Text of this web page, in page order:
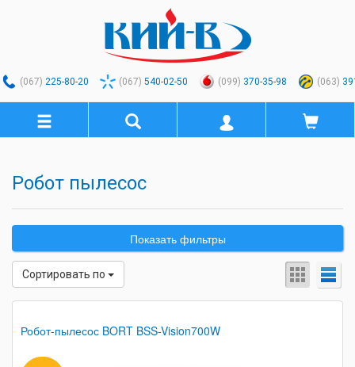
(067) 225-80-20 (067) 540-02-50 (099) 370-35-98 (063)
Показать фильтры
Сортировать по
Робот-пылесос BORT BSS-Vision700W
Робот пылесос